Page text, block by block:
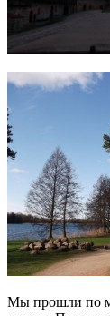
Мы прошли по